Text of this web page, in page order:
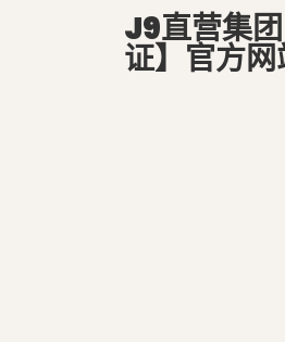
J9直营集
证】官方网